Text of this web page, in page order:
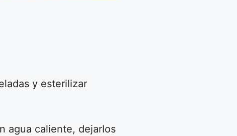
y esterilizar
agua caliente, dejarlos